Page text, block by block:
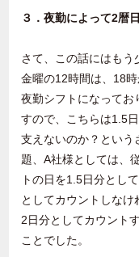
３．夜勤によって2暦
さて、この話にはも
金曜の12時間は、18
夜勤シフトになってお
すので、こちらは1.5
支えないのか？という
題、A社様としては、
トの日を1.5日分とし
としてカウントしな
2日分としてカウント
ことでした。